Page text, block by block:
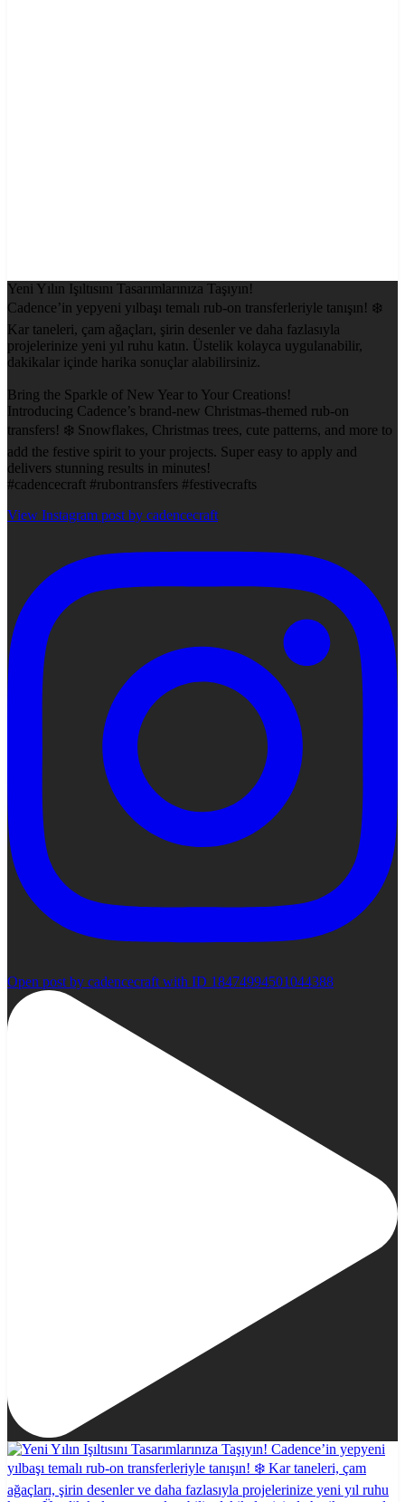
Yeni Yılın Işıltısını Tasarımlarınıza Taşıyın!
Cadence’in yepyeni yılbaşı temalı rub-on transferleriyle tanışın! ❄️
Kar taneleri, çam ağaçları, şirin desenler ve daha fazlasıyla
projelerinize yeni yıl ruhu katın. Üstelik kolayca uygulanabilir,
dakikalar içinde harika sonuçlar alabilirsiniz.
Bring the Sparkle of New Year to Your Creations!
Introducing Cadence’s brand-new Christmas-themed rub-on
transfers! ❄️ Snowflakes, Christmas trees, cute patterns, and more to
add the festive spirit to your projects. Super easy to apply and
delivers stunning results in minutes!
#cadencecraft #rubontransfers #festivecrafts
View Instagram post by cadencecraft
Open post by cadencecraft with ID 18474994501044388